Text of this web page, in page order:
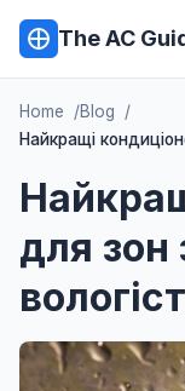
The AC
Home
Blog
Найкращі
для зон